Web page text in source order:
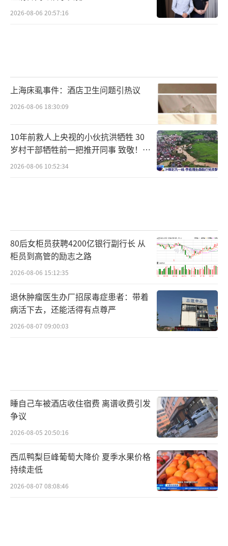
2026-08-06 20:57:16
上海床虱事件：酒店卫生问题引热议
2026-08-06 18:30:09
10年前救人上央视的小伙抗洪牺牲 30
岁村干部牺牲前一把推开同事 致敬！送
别！
2026-08-06 10:52:34
80后女柜员获聘4200亿银行副行长 从
柜员到高管的励志之路
2026-08-06 15:12:35
退休肿瘤医生办厂招尿毒症患者：带着
病活下去，还能活得有点尊严
2026-08-07 09:00:03
睡自己车被酒店收住宿费 离谱收费引发
争议
2026-08-05 20:50:16
西瓜鸭梨巨峰葡萄大降价 夏季水果价格
持续走低
2026-08-07 08:08:46